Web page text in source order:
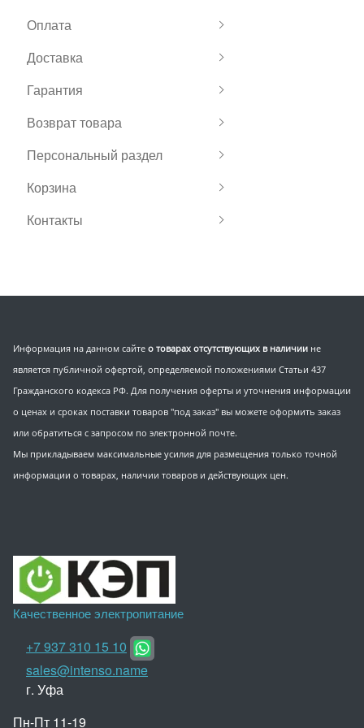
Оплата
Доставка
Гарантия
Возврат товара
Персональный раздел
Корзина
Контакты
Информация на данном сайте о товарах отсутствующих в наличии не
является публичной офертой, определяемой положениями Статьи 437
Гражданского кодекса РФ. Для получения оферты и уточнения информации
о ценах и сроках поставки товаров "под заказ" вы можете оформить заказ
или обратиться с запросом по электронной почте.
Мы прикладываем максимальные усилия для размещения только точной
информации о товарах, наличии товаров и действующих цен.
Качественное электропитание
+7 937 310 15 10
sales@intenso.name
г. Уфа
Пн-Пт 11-19